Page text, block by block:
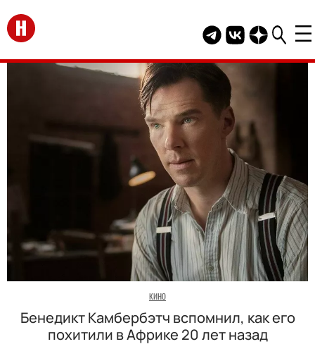
Перейти на главную
Telegram канал
Группа HELLO
Канал
КИНО
Бенедикт Камбербэтч вспомнил, как его
похитили в Африке 20 лет назад